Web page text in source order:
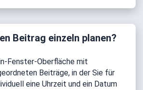
Beitrag einzeln planen?
Fenster-Oberfläche mit
Beiträge, in der Sie für
eine Uhrzeit und ein Datum